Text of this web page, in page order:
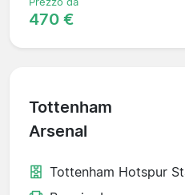
470 €
Tottenham
Arsenal
Tottenham Hotspur